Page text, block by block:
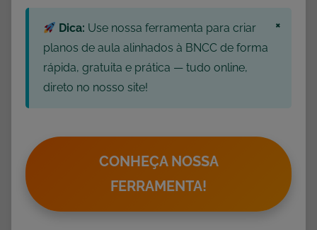
Dica: Use nossa ferramenta para criar
planos de aula alinhados à BNCC de forma
rápida, gratuita e prática — tudo online,
direto no nosso site!
×
CONHEÇA NOSSA
FERRAMENTA!